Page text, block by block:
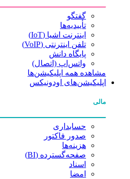
گفتگو
تأییدیه‌ها
اینترنت اشیا (IoT)
تلفن اینترنتی (VoIP)
پایگاه دانش
واتس‌اپ (اتصال)
مشاهده همه اپلیکیشن‌ها
اپلیکیشن‌های اودونیکس
مالی
حسابداری
صدور فاکتور
هزینه‌ها
صفحه‌گسترده (BI)
اسناد
امضا